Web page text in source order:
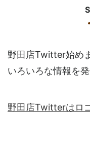
野田店Twitter始め
いろいろな情報を
野田店Twitterはロ